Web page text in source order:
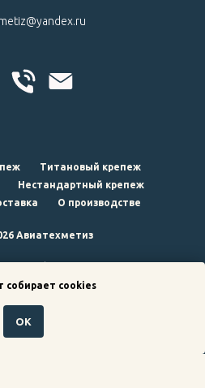
Титановый крепеж
Нестандартный крепеж
О производстве
Авиатехметиз
наверх
собирает cookies
ОК